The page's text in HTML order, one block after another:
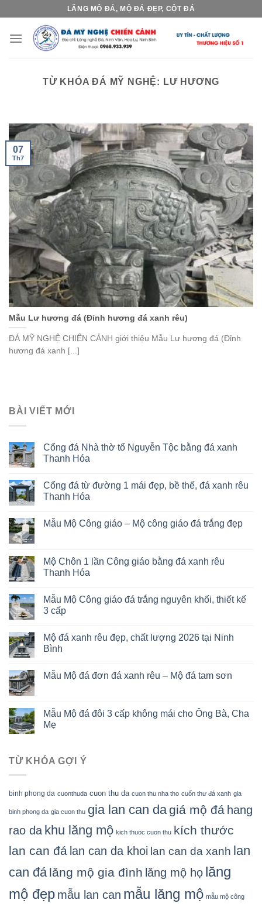
content
LĂNG MỘ ĐÁ, MỘ ĐÁ ĐẸP, CỘT ĐÁ
TỪ KHÓA ĐÁ MỸ NGHỆ: LƯ HƯƠNG
Mẫu Lư hương đá (Đỉnh hương đá xanh rêu)
ĐÁ MỸ NGHỆ CHIẾN CẢNH giới thiệu Mẫu Lư hương đá (Đỉnh
hương đá xanh [...]
07
Th7
BÀI VIẾT MỚI
Cổng đá Nhà thờ tổ Nguyễn Tộc bằng đá xanh
Thanh Hóa
Cổng đá từ đường 1 mái đẹp, bề thế, đá xanh rêu
Thanh Hóa
Mẫu Mộ Công giáo – Mộ công giáo đá trắng đẹp
Mộ Chôn 1 lần Công giáo bằng đá xanh rêu
Thanh Hóa
Mẫu Mộ Công giáo đá trắng nguyên khối, thiết kế
3 cấp
Mộ đá xanh rêu đẹp, chất lượng 2026 tại Ninh
Bình
Mẫu Mộ đá đơn đá xanh rêu – Mộ đá tam sơn
Mẫu Mộ đá đôi 3 cấp không mái cho Ông Bà, Cha
Mẹ
TỪ KHÓA GỢI Ý
binh phong da cuonthuda cuon thu da cuon thu nha tho cuốn thư đá xanh gia
binh phong da gia cuon thu gia lan can dagiá mộ đá hang
rao da khu lăng mộ kich thuoc cuon thu kích thước
lan can đá lan can da khoi lan can da xanh lan
can đá lăng mộ gia đình lăng mộ họ lăng
mộ đẹp mẫu lan can mẫu lăng mộ mẫu mộ công